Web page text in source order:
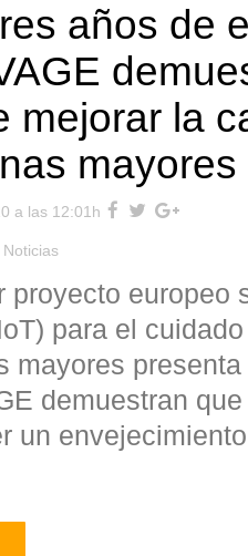
años de
mejorar la
mayores
a las 12:01h
Noticias
proyecto europeo
para el
mayores
demuestran
un